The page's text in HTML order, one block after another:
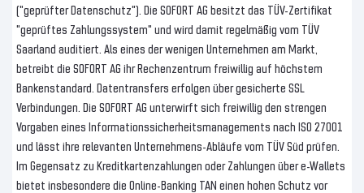
("geprüfter Datenschutz"). Die SOFORT AG besitzt das TÜV-Zertifikat
"geprüftes Zahlungssystem" und wird damit regelmäßig vom TÜV
Saarland auditiert. Als eines der wenigen Unternehmen am Markt,
betreibt die SOFORT AG ihr Rechenzentrum freiwillig auf höchstem
Bankenstandard. Datentransfers erfolgen über gesicherte SSL
Verbindungen. Die SOFORT AG unterwirft sich freiwillig den strengen
Vorgaben eines Informationssicherheitsmanagements nach ISO 27001
und lässt ihre relevanten Unternehmens-Abläufe vom TÜV Süd prüfen.
Im Gegensatz zu Kreditkartenzahlungen oder Zahlungen über e-Wallets
bietet insbesondere die Online-Banking TAN einen hohen Schutz vor